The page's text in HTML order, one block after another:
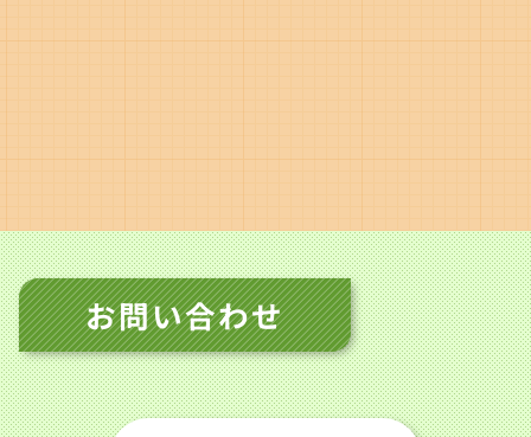
お問い合わせ